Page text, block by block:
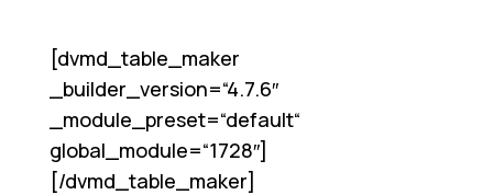
[dvmd_table_maker
_builder_version=“4.7.6″
_module_preset=“default“
global_module=“1728″]
[/dvmd_table_maker]